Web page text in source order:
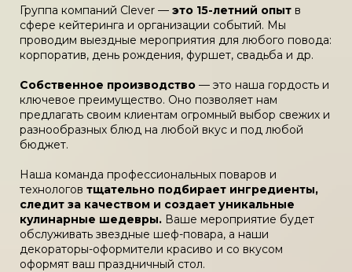
Группа компаний Clever — это 15-летний опыт в
сфере кейтеринга и организации событий. Мы
проводим выездные мероприятия для любого повода:
корпоратив, день рождения, фуршет, свадьба и др.
Собственное производство — это наша гордость и
ключевое преимущество. Оно позволяет нам
предлагать своим клиентам огромный выбор свежих и
разнообразных блюд на любой вкус и под любой
бюджет.
Наша команда профессиональных поваров и
технологов тщательно подбирает ингредиенты,
следит за качеством и создает уникальные
кулинарные шедевры. Ваше мероприятие будет
обслуживать звездные шеф-повара, а наши
декораторы-оформители красиво и со вкусом
оформят ваш праздничный стол.